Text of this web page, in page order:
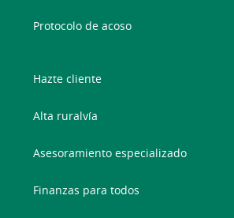
Protocolo de acoso
Hazte cliente
Alta ruralvía
Asesoramiento especializado
Finanzas para todos